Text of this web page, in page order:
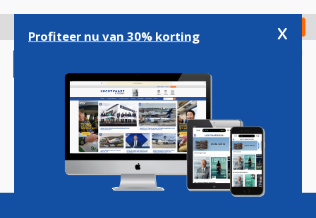
gaan
Check in
Magazine Podcasts Vacatures
Profiteer nu van 30% korting x